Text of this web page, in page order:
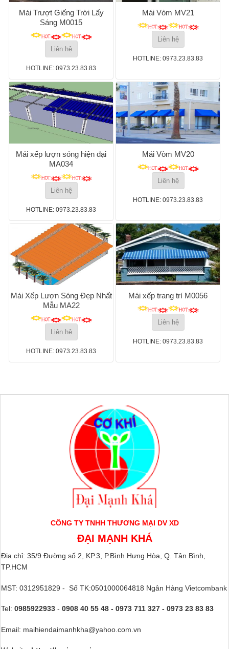
Mái Trượt Giếng Trời Lấy
Sáng M0015
Liên hệ
HOTLINE: 0973.23.83.83
Mái Vòm MV21
Liên hệ
HOTLINE: 0973.23.83.83
Mái xếp lượn sóng hiện đại
MA034
Liên hệ
HOTLINE: 0973.23.83.83
Mái Vòm MV20
Liên hệ
HOTLINE: 0973.23.83.83
Mái Xếp Lượn Sóng Đẹp Nhất
Mẫu MA22
Liên hệ
HOTLINE: 0973.23.83.83
Mái xếp trang trí M0056
Liên hệ
HOTLINE: 0973.23.83.83
CÔNG TY TNHH THƯƠNG MẠI DV XD
ĐẠI MẠNH KHÁ
Địa chỉ: 35/9 Đường số 2, KP.3, P.Bình Hưng Hòa, Q. Tân Bình,
TP.HCM
MST: 0312951829 - Số TK:0501000064818 Ngân Hàng Vietcombank
Tel: 0985922933 - 0908 40 55 48 - 0973 711 327 - 0973 23 83 83
Email: maihiendaimanhkha@yahoo.com.vn